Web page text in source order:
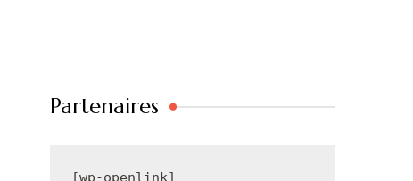
Partenaires
[wp-openlink]